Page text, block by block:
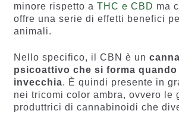
minore rispetto a THC e CBD ma
offre una serie di effetti benefici
animali.
Nello specifico, il CBN è un
psicoattivo che si forma quando
invecchia. È quindi presente in
nei tricomi color ambra, ovvero le
produttrici di cannabinoidi che